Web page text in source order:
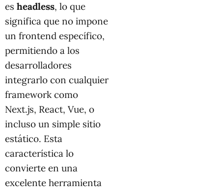
es headless, lo que
significa que no impone
un frontend específico,
permitiendo a los
desarrolladores
integrarlo con cualquier
framework como
Next.js, React, Vue, o
incluso un simple sitio
estático. Esta
característica lo
convierte en una
excelente herramienta